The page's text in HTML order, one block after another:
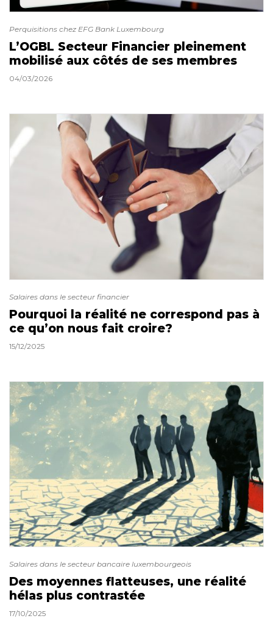
Perquisitions chez EFG Bank Luxembourg
L’OGBL Secteur Financier pleinement
mobilisé aux côtés de ses membres
04/03/2026
Salaires dans le secteur financier
Pourquoi la réalité ne correspond pas à
ce qu’on nous fait croire?
15/12/2025
Salaires dans le secteur bancaire luxembourgeois
Des moyennes flatteuses, une réalité
hélas plus contrastée
17/10/2025